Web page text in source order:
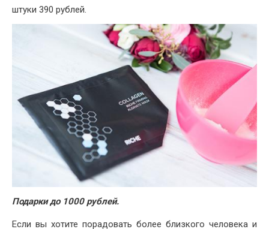
штуки 390 рублей.
Подарки до 1000 рублей.
Если вы хотите порадовать более близкого человека и